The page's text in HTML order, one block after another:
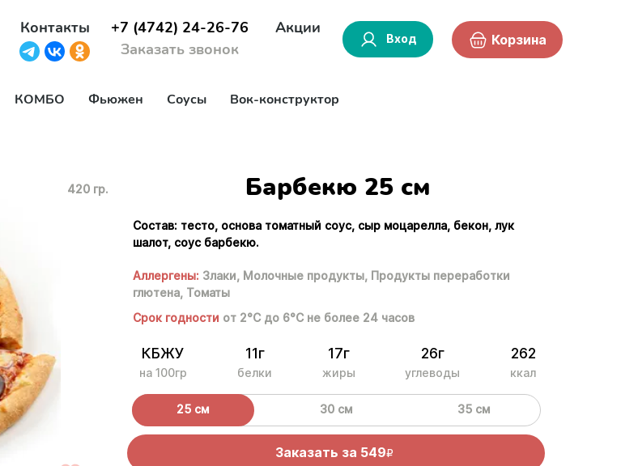
Контакты
+7 (4742) 24-26-76
Заказать звонок
Акции
Вход Корзина
КОМБО Фьюжен Соусы Вок-конструктор
420 гр. Барбекю 25 см
Состав: тесто, основа томатный соус, сыр моцарелла, бекон, лук
шалот, соус барбекю.
Аллергены: Злаки, Молочные продукты, Продукты переработки
глютена, Томаты
Срок годности от 2°С до 6°С не более 24 часов
КБЖУ
на 100гр
11г
белки
17г
жиры
26г
углеводы
262
ккал
25 см 30 см 35 см
Заказать за 549R